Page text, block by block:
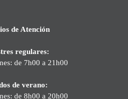
de Atención
regulares:
de 7h00 a 21h00
de verano:
de 8h00 a 20h00